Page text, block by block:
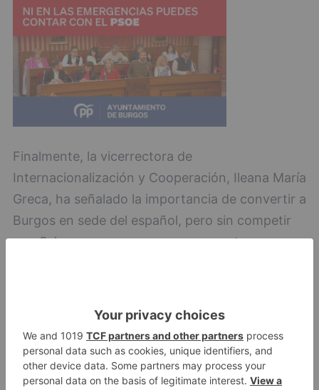
Finalmente, la vicerrectora de
Internacionalización y Cooperación, Ileana María
Greca, ha señalado la importancia de convertir a
Burgos en sede del español, pero sin competir
con Salamanca, ya que su presupuesto es
convierte sede español semana
LO + VISTO